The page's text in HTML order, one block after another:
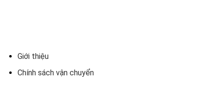
Giới thiệu
Chính sách vận chuyển